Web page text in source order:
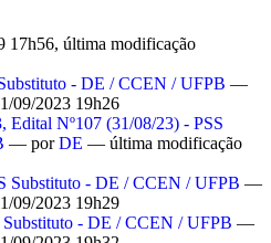
17h56, última modificação
- DE / CCEN / UFPB —
09/2023 19h26
Edital Nº107 (31/08/23) - PSS
— porDE — última modificação
Substituto - DE / CCEN / UFPB —
09/2023 19h29
Substituto - DE / CCEN / UFPB —